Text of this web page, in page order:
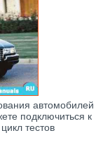
автомобилей
подключиться к
тестов